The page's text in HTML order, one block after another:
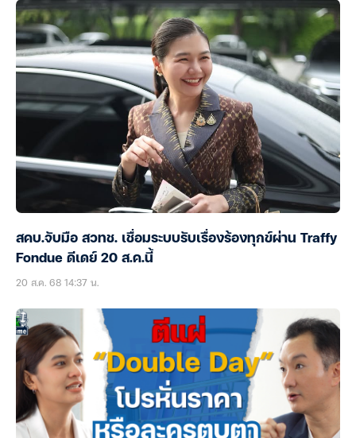
สคบ.จับมือ สวทช. เชื่อมระบบรับเรื่องร้องทุกข์ผ่าน Traffy
Fondue ดีเดย์ 20 ส.ค.นี้
20 ส.ค. 68 14:37 น.